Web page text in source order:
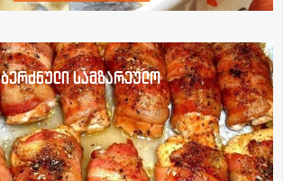
ბერძნული სამზარეულო